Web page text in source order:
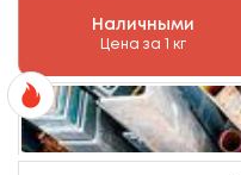
Наличными
Цена за 1 кг